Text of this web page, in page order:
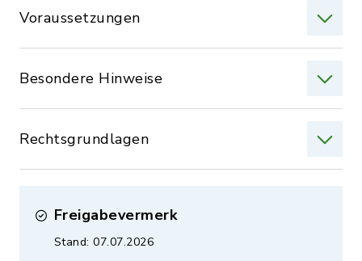
Voraussetzungen
Besondere Hinweise
Rechtsgrundlagen
Freigabevermerk
Stand: 07.07.2026